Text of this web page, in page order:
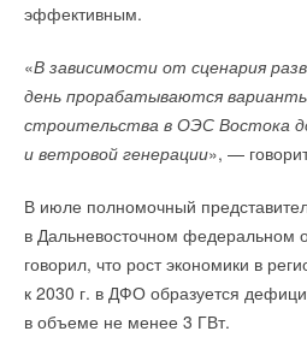
эффективным.
«В зависимости от сценария
день прорабатываются
строительства в ОЭС Востока
и ветровой генерации», —
В июле полномочный
в Дальневосточном федеральном
говорил, что рост экономики в
к 2030 г. в ДФО образуется
в объеме не менее 3 ГВт.
безопасной технологии.
ИСТОЧНИК:HIGHTECH.PLUS
Читайте по теме:
→
Учёные ЮУрГУ создали
объединяющую солнечную и
НОВОСТИ СОК 6 АВГУСТА 2026
→
Для Арктики создали
ветрогенераторов от аварий
НОВОСТИ СОК 6 АВГУСТА 2026
→
Гибридный тепловой насос PV/